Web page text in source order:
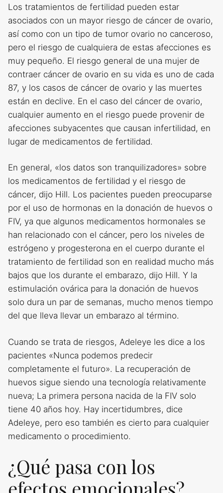
Los tratamientos de fertilidad pueden estar
asociados con un mayor riesgo de cáncer de ovario,
así como con un tipo de tumor ovario no canceroso,
pero el riesgo de cualquiera de estas afecciones es
muy pequeño. El riesgo general de una mujer de
contraer cáncer de ovario en su vida es uno de cada
87, y los casos de cáncer de ovario y las muertes
están en declive. En el caso del cáncer de ovario,
cualquier aumento en el riesgo puede provenir de
afecciones subyacentes que causan infertilidad, en
lugar de medicamentos de fertilidad.
En general, «los datos son tranquilizadores» sobre
los medicamentos de fertilidad y el riesgo de
cáncer, dijo Hill. Los pacientes pueden preocuparse
por el uso de hormonas en la donación de huevos o
FIV, ya que algunos medicamentos hormonales se
han relacionado con el cáncer, pero los niveles de
estrógeno y progesterona en el cuerpo durante el
tratamiento de fertilidad son en realidad mucho más
bajos que los durante el embarazo, dijo Hill. Y la
estimulación ovárica para la donación de huevos
solo dura un par de semanas, mucho menos tiempo
del que lleva llevar un embarazo al término.
Cuando se trata de riesgos, Adeleye les dice a los
pacientes «Nunca podemos predecir
completamente el futuro». La recuperación de
huevos sigue siendo una tecnología relativamente
nueva; La primera persona nacida de la FIV solo
tiene 40 años hoy. Hay incertidumbres, dice
Adeleye, pero eso también es cierto para cualquier
medicamento o procedimiento.
¿Qué pasa con los